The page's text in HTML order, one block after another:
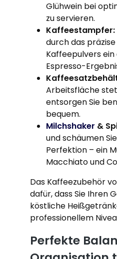
Glühwein bei
zu servieren.
Kaffeestampfer:
durch das
Kaffeepulvers
Espresso-
Arbeitsfläche
entsorgen Sie
bequem.
Milchshaker &
und schäumen
Perfektion – ein
Macchiato und
Das Kaffeezubehör
dafür, dass Sie Ihren
köstliche
professionellem
Perfekte